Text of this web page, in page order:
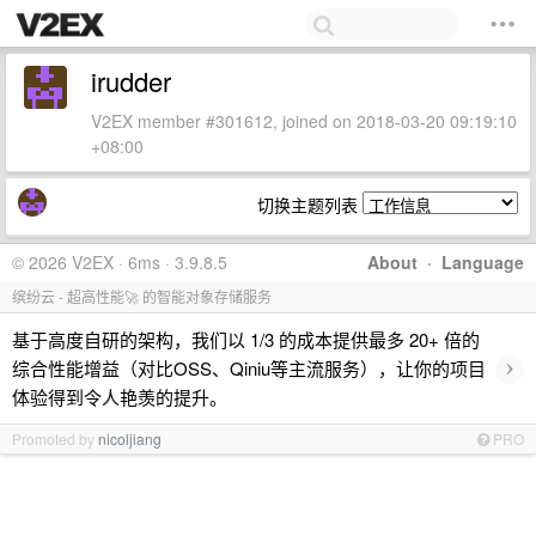
irudder
V2EX member #301612, joined on 2018-03-20 09:19:10
+08:00
切换主题列表
About · Language
© 2026 V2EX · 6ms · 3.9.8.5
缤纷云 - 超高性能🚀 的智能对象存储服务
基于高度自研的架构，我们以 1/3 的成本提供最多 20+ 倍的
综合性能增益（对比OSS、Qiniu等主流服务），让你的项目
体验得到令人艳羡的提升。
›
Promoted by nicoljiang PRO